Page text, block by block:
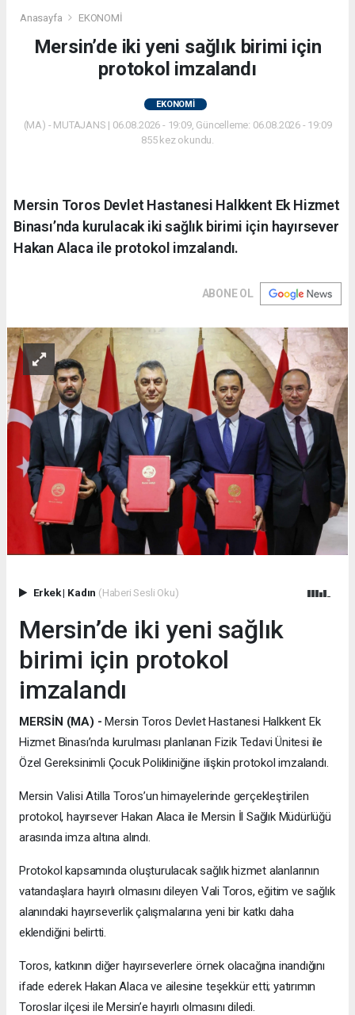
Anasayfa EKONOMİ
Mersin’de iki yeni sağlık birimi için
protokol imzalandı
EKONOMİ
(MA) - MUTAJANS | 06.08.2026 - 19:09, Güncelleme: 06.08.2026 - 19:09
855 kez okundu.
Mersin Toros Devlet Hastanesi Halkkent Ek Hizmet
Binası’nda kurulacak iki sağlık birimi için hayırsever
Hakan Alaca ile protokol imzalandı.
ABONE OL
Erkek| Kadın (Haberi Sesli Oku)
Mersin’de iki yeni sağlık
birimi için protokol
imzalandı
MERSİN (MA) - Mersin Toros Devlet Hastanesi Halkkent Ek
Hizmet Binası’nda kurulması planlanan Fizik Tedavi Ünitesi ile
Özel Gereksinimli Çocuk Polikliniğine ilişkin protokol imzalandı.
Mersin Valisi Atilla Toros’un himayelerinde gerçekleştirilen
protokol, hayırsever Hakan Alaca ile Mersin İl Sağlık Müdürlüğü
arasında imza altına alındı.
Protokol kapsamında oluşturulacak sağlık hizmet alanlarının
vatandaşlara hayırlı olmasını dileyen Vali Toros, eğitim ve sağlık
alanındaki hayırseverlik çalışmalarına yeni bir katkı daha
eklendiğini belirtti.
Toros, katkının diğer hayırseverlere örnek olacağına inandığını
ifade ederek Hakan Alaca ve ailesine teşekkür etti; yatırımın
Toroslar ilçesi ile Mersin’e hayırlı olmasını diledi.